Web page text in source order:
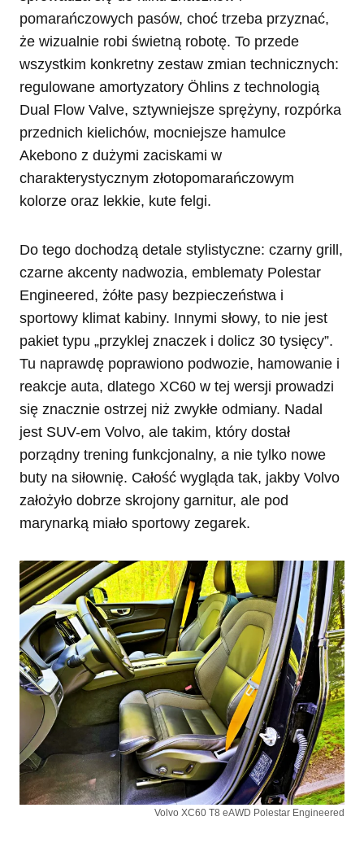
pomarańczowych pasów, choć trzeba przyznać,
że wizualnie robi świetną robotę. To przede
wszystkim konkretny zestaw zmian technicznych:
regulowane amortyzatory Öhlins z technologią
Dual Flow Valve, sztywniejsze sprężyny, rozpórka
przednich kielichów, mocniejsze hamulce
Akebono z dużymi zaciskami w
charakterystycznym złotopomarańczowym
kolorze oraz lekkie, kute felgi.
Do tego dochodzą detale stylistyczne: czarny grill,
czarne akcenty nadwozia, emblematy Polestar
Engineered, żółte pasy bezpieczeństwa i
sportowy klimat kabiny. Innymi słowy, to nie jest
pakiet typu „przyklej znaczek i dolicz 30 tysięcy”.
Tu naprawdę poprawiono podwozie, hamowanie i
reakcje auta, dlatego XC60 w tej wersji prowadzi
się znacznie ostrzej niż zwykłe odmiany. Nadal
jest SUV-em Volvo, ale takim, który dostał
porządny trening funkcjonalny, a nie tylko nowe
buty na siłownię. Całość wygląda tak, jakby Volvo
założyło dobrze skrojony garnitur, ale pod
marynarką miało sportowy zegarek.
Volvo XC60 T8 eAWD Polestar Engineered